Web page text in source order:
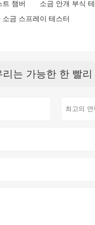
챔버
소금 안개 부식
금 스프레이 테스터
는 가능한 한 빨